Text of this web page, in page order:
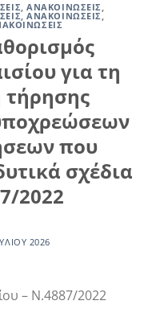
,ΑΝΑΚΟΙΝΏΣΕΙΣ,
,ΑΝΑΚΟΙΝΏΣΕΙΣ,
για τη
που
σχέδια
2022
2026
– Ν.4887/2022